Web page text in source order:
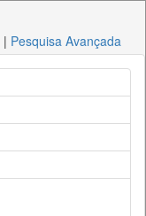
| Pesquisa Avançada